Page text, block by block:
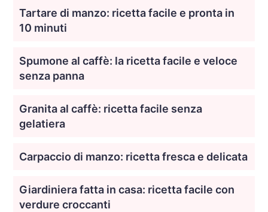
Tartare di manzo: ricetta facile e pronta in
10 minuti
Spumone al caffè: la ricetta facile e veloce
senza panna
Granita al caffè: ricetta facile senza
gelatiera
Carpaccio di manzo: ricetta fresca e delicata
Giardiniera fatta in casa: ricetta facile con
verdure croccanti